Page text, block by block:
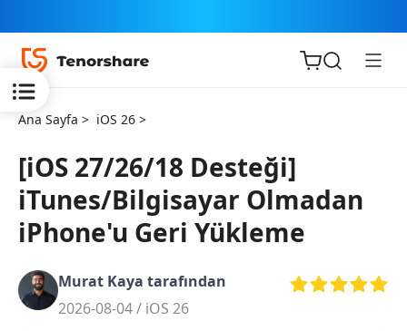
iOS için
ReiBoot
Tenorshare
PDNob
Ana Sayfa > iOS 26 >
[iOS 27/26/18 Desteği]
iTunes/Bilgisayar Olmadan
iPhone'u Geri Yükleme
Murat Kaya tarafından
2026-08-04 / iOS 26